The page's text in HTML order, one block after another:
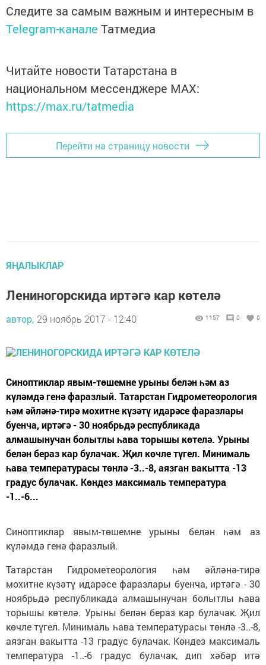
Следите за самым важным и интересным в
Telegram-канале Татмедиа
Читайте новости Татарстана в
национальном мессенджере MАХ:
https://max.ru/tatmedia
Перейти на страницу новости
ЯҢАЛЫКЛАР
Лениногорскида иртәгә кар көтелә
автор, 29 ноябрь 2017 - 12:40 1157 0 0
Синоптиклар явым-төшемне урыны белән һәм аз
күләмдә генә фаразлый. Татарстан Гидрометеорология
һәм әйләнә-тирә мохитне күзәтү идарәсе фаразлары
буенча, иртәгә - 30 ноябрьдә республикада
алмашынучан болытлы һава торышы көтелә. Урыны
белән бераз кар булачак. Җил көчле түгел. Минималь
һава температурасы төнлә -3..-8, аязган вакытта -13
градус булачак. Көндез максималь температура
-1..-6...
Синоптиклар явым-төшемне урыны белән һәм аз
күләмдә генә фаразлый.
Татарстан Гидрометеорология һәм әйләнә-тирә
мохитне күзәтү идарәсе фаразлары буенча, иртәгә - 30
ноябрьдә республикада алмашынучан болытлы һава
торышы көтелә. Урыны белән бераз кар булачак. Җил
көчле түгел. Минималь һава температурасы төнлә -3..-8,
аязган вакытта -13 градус булачак. Көндез максималь
температура -1..-6 градус булачак, дип хәбәр итә